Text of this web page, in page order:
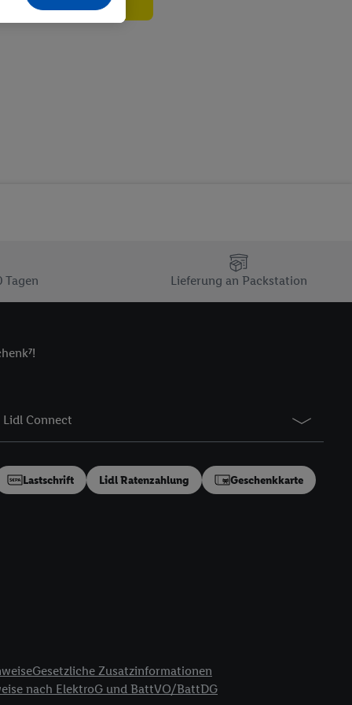
Tagen Lieferung an Packstation
Lidl Connect
Lastschrift Lidl Ratenzahlung Geschenkkarte
Gesetzliche Zusatzinformationen
nach ElektroG und BattVO/BattDG
- sowie Ihre
Speichern von
E-Mail-
verfügbar ist.
und einer
diese Kennung
Dritten betrieben
speziell zur
generell zu
(nur für
Utiq.
sämtlicher
Ihre Einwilligung
gilt auch für die
für Werbung und
Quellen,
Informationen,
von oder